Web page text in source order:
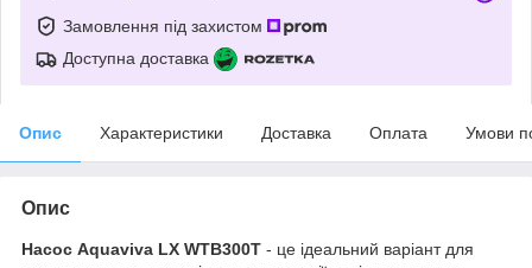
Замовлення під захистом
Доступна доставка
Опис Характеристики Доставка Оплата Умови
Опис
Насос Aquaviva LX WTB300Т - це ідеальний варіант для